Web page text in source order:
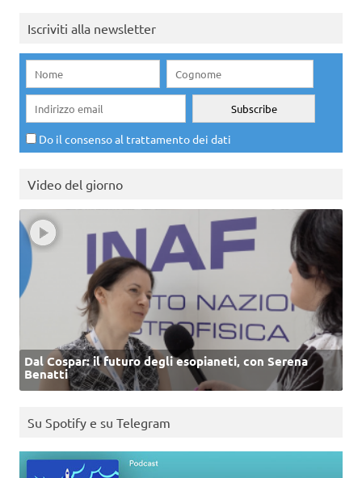
Iscriviti alla newsletter
Do il consenso al trattamento dei dati
Video del giorno
Dal Cospar: il futuro degli esopianeti, con Serena
Benatti
Su Spotify e su Telegram